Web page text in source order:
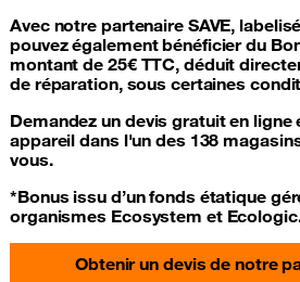
Avec notre partenaire SAVE,
pouvez également bénéficier du
montant de 25€ TTC, déduit
de réparation, sous certaines
Demandez un devis gratuit en
appareil dans l'un des 138
vous.
*Bonus issu d’un fonds étatique
organismes Ecosystem et
Obtenir un devis de notre